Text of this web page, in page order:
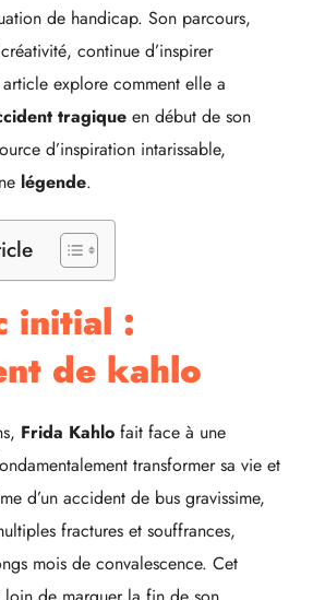
de handicap. Son parcours,
continue d’inspirer
explore comment elle a
tragique en début de son
d’inspiration intarissable,
légende.
initial :
de kahlo
Frida Kahlo fait face à une
transformer sa vie et
d’un accident de bus gravissime,
fractures et souffrances,
mois de convalescence. Cet